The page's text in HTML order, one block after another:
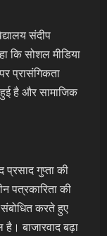
संदीप
कि सोशल मीडिया
प्रासंगिकता
है और सामाजिक
प्रसाद गुप्ता की
पत्रकारिता की
करते हुए
है। बाजारवाद बढ़ा